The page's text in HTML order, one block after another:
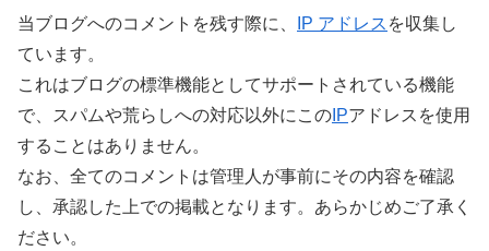
当ブログへのコメントを残す際に、 IP アドレス を収集し
ています。
これはブログの標準機能としてサポートされている機能
で、スパムや荒らしへの対応以外にこの IPアドレスを使用
することはありません。
なお、全てのコメントは管理人が事前にその内容を確認
し、承認した上での掲載となります。あらかじめご了承く
ださい。